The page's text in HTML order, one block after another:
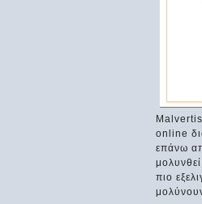
online
επάνω
πιο